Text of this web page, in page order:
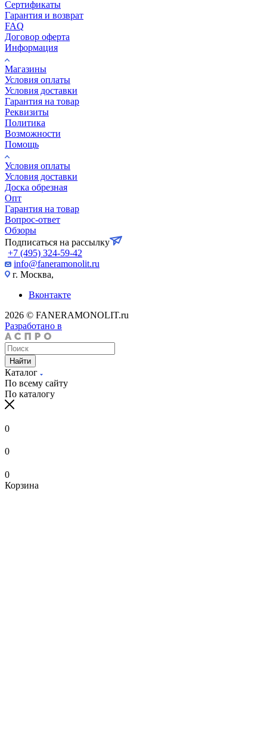
Сертификаты
Гарантия и возврат
FAQ
Договор оферта
Информация
Магазины
Условия оплаты
Условия доставки
Гарантия на товар
Реквизиты
Политика
Возможности
Помощь
Условия оплаты
Условия доставки
Доска обрезная
Опт
Гарантия на товар
Вопрос-ответ
Обзоры
Подписаться на рассылку
+7 (495) 324-59-42
info@faneramonolit.ru
г. Москва,
Вконтакте
2026 © FANERAMONOLIT.ru
Разработано в
Найти
Каталог
По всему сайту
По каталогу
0
0
0
Корзина